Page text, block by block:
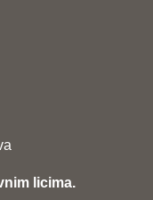
licima.